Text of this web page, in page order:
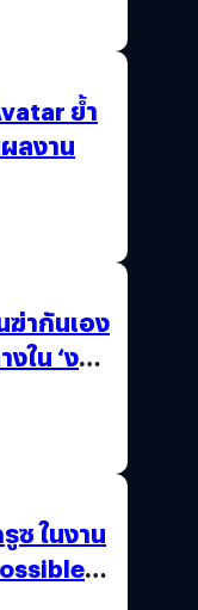
ย้ำ
ลงาน
ากันเอง
ใน ‘งาน
ซ ในงาน
–